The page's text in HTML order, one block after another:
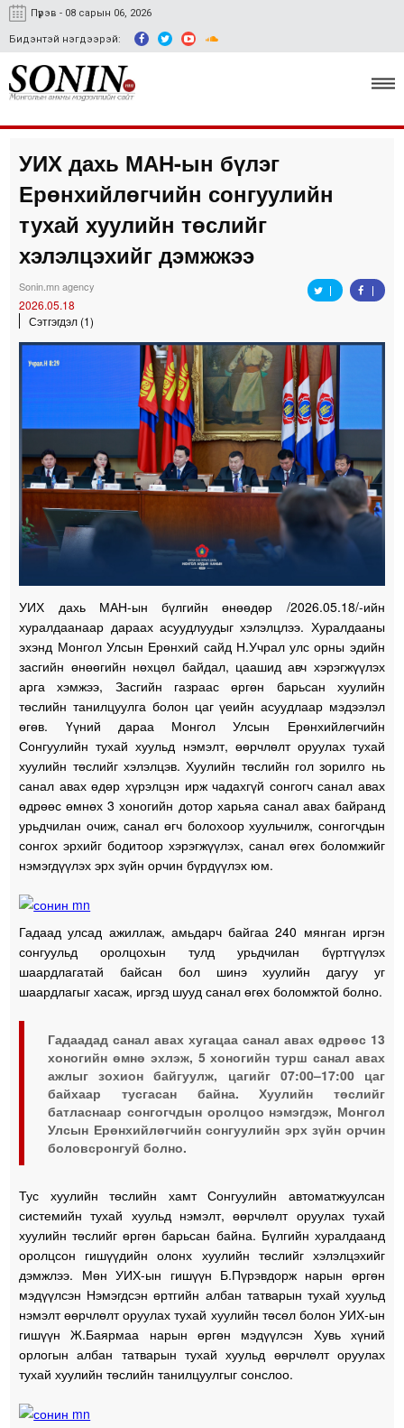
Пүрэв - 08 сарын 06, 2026
Бидэнтэй нэгдээрэй:
Улс төр, эдийн засаг
Гэмт хэрэг
УИХ дахь МАН-ын бүлэг
Ерөнхийлөгчийн сонгуулийн
тухай хуулийн төслийг
хэлэлцэхийг дэмжжээ
Sonin.mn agency
2026.05.18
Сэтгэгдэл (1)
УИХ дахь МАН-ын бүлгийн өнөөдөр /2026.05.18/-ийн
хуралдаанаар дараах асуудлуудыг хэлэлцлээ. Хуралдааны
эхэнд Монгол Улсын Ерөнхий сайд Н.Учрал улс орны эдийн
засгийн өнөөгийн нөхцөл байдал, цаашид авч хэрэгжүүлэх
арга хэмжээ, Засгийн газраас өргөн барьсан хуулийн
төслийн танилцуулга болон цаг үеийн асуудлаар мэдээлэл
өгөв. Үүний дараа Монгол Улсын Ерөнхийлөгчийн
Сонгуулийн тухай хуульд нэмэлт, өөрчлөлт оруулах тухай
хуулийн төслийг хэлэлцэв. Хуулийн төслийн гол зорилго нь
санал авах өдөр хүрэлцэн ирж чадахгүй сонгогч санал авах
өдрөөс өмнөх 3 хоногийн дотор харьяа санал авах байранд
урьдчилан очиж, санал өгч болохоор хуульчилж, сонгогчдын
сонгох эрхийг бодитоор хэрэгжүүлэх, санал өгөх боломжийг
нэмэгдүүлэх эрх зүйн орчин бүрдүүлэх юм.
Гадаад улсад ажиллаж, амьдарч байгаа 240 мянган иргэн
сонгуульд оролцохын тулд урьдчилан бүртгүүлэх
шаардлагатай байсан бол шинэ хуулийн дагуу уг
шаардлагыг хасаж, иргэд шууд санал өгөх боломжтой болно.
Гадаадад санал авах хугацаа санал авах өдрөөс 13
хоногийн өмнө эхлэж, 5 хоногийн турш санал авах
ажлыг зохион байгуулж, цагийг 07:00–17:00 цаг
байхаар тусгасан байна. Хуулийн төслийг
батласнаар сонгогчдын оролцоо нэмэгдэж, Монгол
Улсын Ерөнхийлөгчийн сонгуулийн эрх зүйн орчин
боловсронгуй болно.
Тус хуулийн төслийн хамт Сонгуулийн автоматжуулсан
системийн тухай хуульд нэмэлт, өөрчлөлт оруулах тухай
хуулийн төслийг өргөн барьсан байна. Бүлгийн хуралдаанд
оролцсон гишүүдийн олонх хуулийн төслийг хэлэлцэхийг
дэмжлээ. Мөн УИХ-ын гишүүн Б.Пүрэвдорж нарын өргөн
мэдүүлсэн Нэмэгдсэн өртгийн албан татварын тухай хуульд
нэмэлт өөрчлөлт оруулах тухай хуулийн төсөл болон УИХ-ын
гишүүн Ж.Баярмаа нарын өргөн мэдүүлсэн Хувь хүний
орлогын албан татварын тухай хуульд өөрчлөлт оруулах
тухай хуулийн төслийн танилцуулгыг сонслоо.